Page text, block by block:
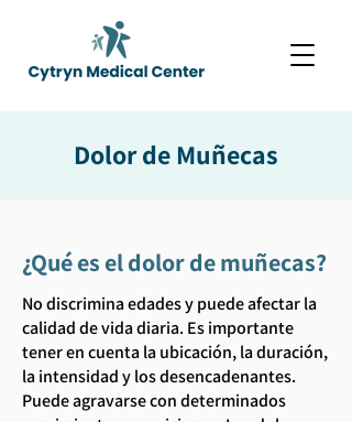
Dolor de Muñecas
¿Qué es el dolor de muñecas?
No discrimina edades y puede afectar la
calidad de vida diaria. Es importante
tener en cuenta la ubicación, la duración,
la intensidad y los desencadenantes.
Puede agravarse con determinados